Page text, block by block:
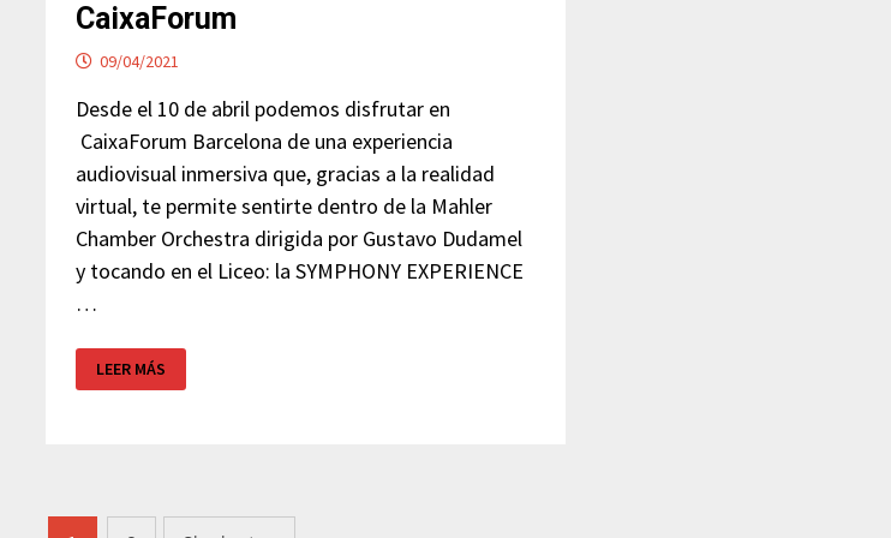
CaixaForum
09/04/2021
Desde el 10 de abril podemos disfrutar en
CaixaForum Barcelona de una experiencia
audiovisual inmersiva que, gracias a la realidad
virtual, te permite sentirte dentro de la Mahler
Chamber Orchestra dirigida por Gustavo Dudamel
y tocando en el Liceo: la SYMPHONY EXPERIENCE
…
SYMPHONY
EXPERIENCE
CAIXAFORUM
LEER MÁS